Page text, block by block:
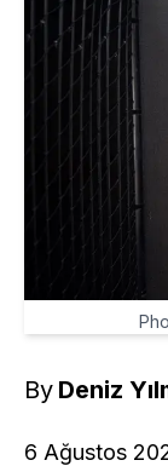
By Deniz
6 Ağustos